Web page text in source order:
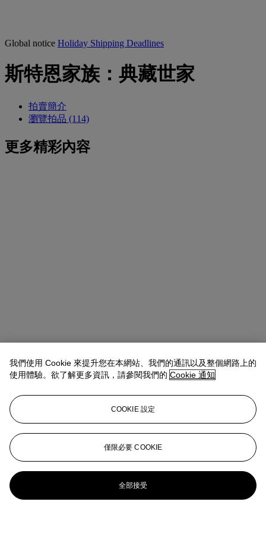
Global notice Holiday Shipping Deadlines
斯特恩家族：典藏世家
拍賣簡介
瀏覽拍品 (114)
更多精彩內容
我們使用 Cookie 來提升您在本網站、我們的通訊以及整個網路上的
使用體驗。欲了解更多資訊，請參閱我們的 Cookie 通知
COOKIE 設定
僅限必要 COOKIE
全部接受